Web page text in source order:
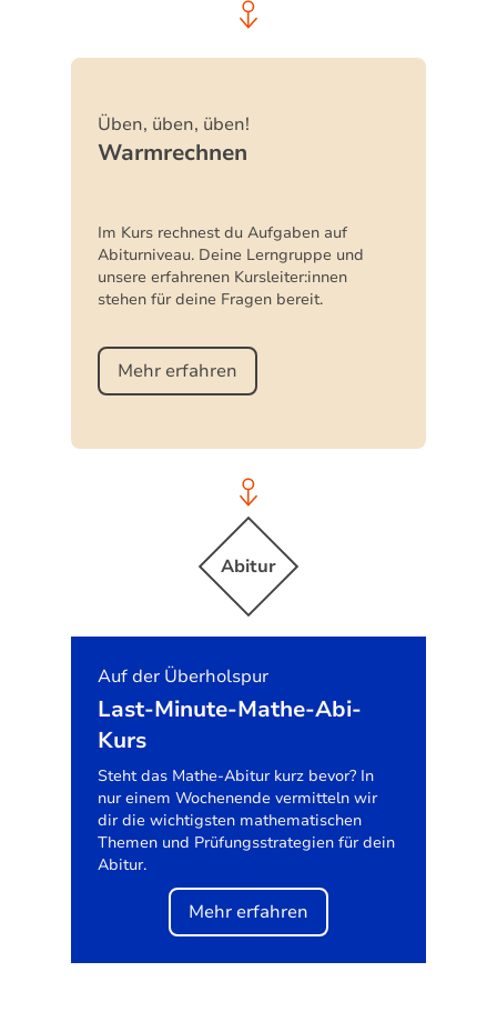
Üben, üben, üben!
Warmrechnen
Im Kurs rechnest du Aufgaben auf
Abiturniveau. Deine Lerngruppe und
unsere erfahrenen Kursleiter:innen
stehen für deine Fragen bereit.
Mehr erfahren
Abitur
Auf der Überholspur
Last-Minute-Mathe-Abi-
Kurs
Steht das Mathe-Abitur kurz bevor? In
nur einem Wochenende vermitteln wir
dir die wichtigsten mathematischen
Themen und Prüfungsstrategien für dein
Abitur.
Mehr erfahren